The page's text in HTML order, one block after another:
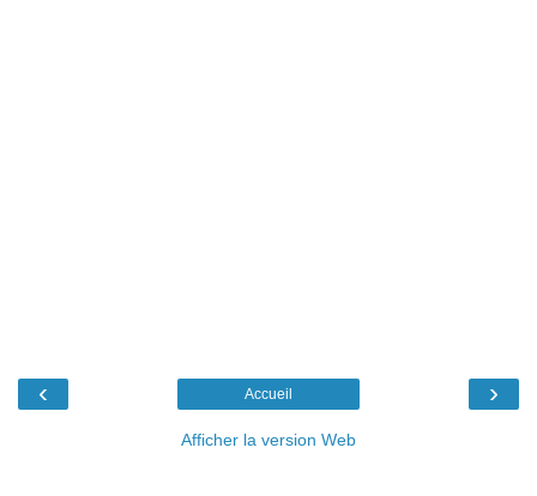
‹ ›
Accueil
Afficher la version Web